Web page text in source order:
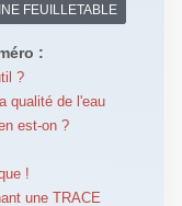
FEUILLETABLE
:
?
qualité de l'eau
est-on ?
!
une TRACE